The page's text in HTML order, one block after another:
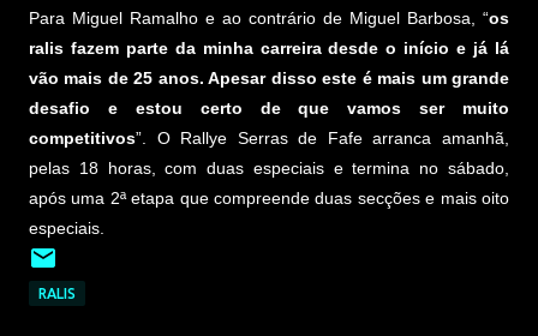
Para Miguel Ramalho e ao contrário de Miguel Barbosa, “os
ralis fazem parte da minha carreira desde o início e já lá
vão mais de 25 anos. Apesar disso este é mais um grande
desafio e estou certo de que vamos ser muito
competitivos”. O Rallye Serras de Fafe arranca amanhã,
pelas 18 horas, com duas especiais e termina no sábado,
após uma 2ª etapa que compreende duas secções e mais oito
especiais.
RALIS